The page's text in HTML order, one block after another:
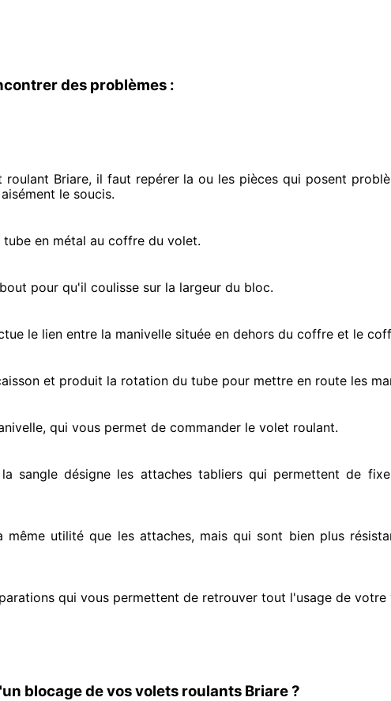
des problèmes :
Briare, il faut repérerla ou les pièces qui posent
le soucis.
en métal au coffre du volet.
pour qu'il coulisse sur la largeur du bloc.
le lien entre la manivelle située en dehors du coffre et le
et produit la rotation du tube pour mettre en route les
qui vous permet de commander le volet roulant.
sangle désigne les attaches tabliers qui permettent de
même utilité que les attaches, mais qui sont bien plus
qui vous permettent de retrouver tout l'usage de
blocage de vos volets roulants Briare ?